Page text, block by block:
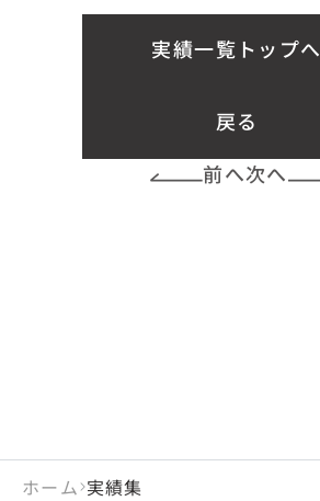
実績一覧トップへ
戻る
前へ次へ
ホーム 実績集